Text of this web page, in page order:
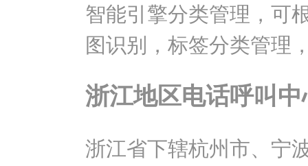
智能引擎分类管理，可
图识别，标签分类管理
浙江地区电话呼叫
浙江省下辖杭州市、宁